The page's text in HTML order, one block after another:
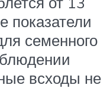
показатели
семенного
всходы не